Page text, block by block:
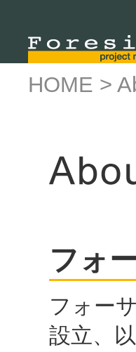
HOME >
フォ
フォー
設立、